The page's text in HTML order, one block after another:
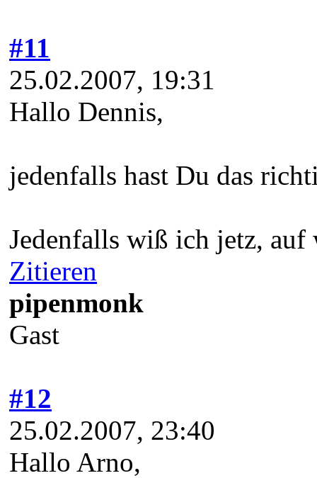
#11
25.02.2007, 19:31
Hallo Dennis,
jedenfalls hast Du das
Jedenfalls wiß ich jetz,
Zitieren
pipenmonk
Gast
#12
25.02.2007, 23:40
Hallo Arno,